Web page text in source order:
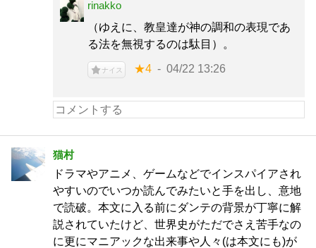
rinakko
（ゆえに、教皇達が神の調和の表現であ
る法を無視するのは駄目）。
ナイス ★4 04/22 13:26
猫村
ドラマやアニメ、ゲームなどでインスパイアされ
やすいのでいつか読んでみたいと手を出し、意地
で読破。本文に入る前にダンテの背景が丁寧に解
説されていたけど、世界史がただでさえ苦手なの
に更にマニアックな出来事や人々(は本文にも)が